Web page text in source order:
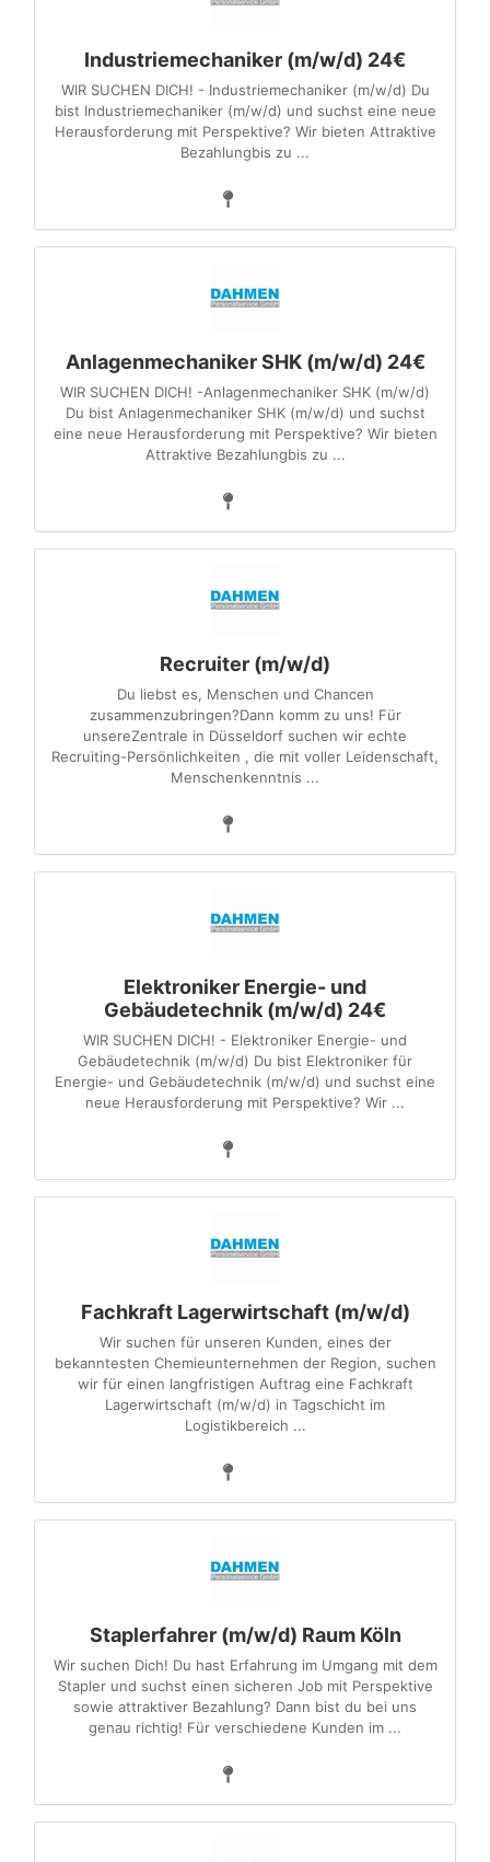
Industriemechaniker (m/w/d) 24€
WIR SUCHEN DICH! - Industriemechaniker (m/w/d) Du
bist Industriemechaniker (m/w/d) und suchst eine neue
Herausforderung mit Perspektive? Wir bieten Attraktive
Bezahlungbis zu ...
Anlagenmechaniker SHK (m/w/d) 24€
WIR SUCHEN DICH! -Anlagenmechaniker SHK (m/w/d)
Du bist Anlagenmechaniker SHK (m/w/d) und suchst
eine neue Herausforderung mit Perspektive? Wir bieten
Attraktive Bezahlungbis zu ...
Recruiter (m/w/d)
Du liebst es, Menschen und Chancen
zusammenzubringen?Dann komm zu uns! Für
unsereZentrale in Düsseldorf suchen wir echte
Recruiting-Persönlichkeiten , die mit voller Leidenschaft,
Menschenkenntnis ...
Elektroniker Energie- und
Gebäudetechnik (m/w/d) 24€
WIR SUCHEN DICH! - Elektroniker Energie- und
Gebäudetechnik (m/w/d) Du bist Elektroniker für
Energie- und Gebäudetechnik (m/w/d) und suchst eine
neue Herausforderung mit Perspektive? Wir ...
Fachkraft Lagerwirtschaft (m/w/d)
Wir suchen für unseren Kunden, eines der
bekanntesten Chemieunternehmen der Region, suchen
wir für einen langfristigen Auftrag eine Fachkraft
Lagerwirtschaft (m/w/d) in Tagschicht im
Logistikbereich ...
Staplerfahrer (m/w/d) Raum Köln
Wir suchen Dich! Du hast Erfahrung im Umgang mit dem
Stapler und suchst einen sicheren Job mit Perspektive
sowie attraktiver Bezahlung? Dann bist du bei uns
genau richtig! Für verschiedene Kunden im ...